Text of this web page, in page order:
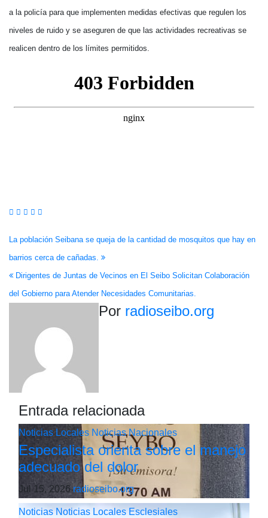
a la policía para que implementen medidas efectivas que regulen los
niveles de ruido y se aseguren de que las actividades recreativas se
realicen dentro de los límites permitidos.
Navegación
de
entradas
La población Seibana se queja de la cantidad de mosquitos que hay en
barrios cerca de cañadas.
Dirigentes de Juntas de Vecinos en El Seibo Solicitan Colaboración
del Gobierno para Atender Necesidades Comunitarias.
Por radioseibo.org
Entrada relacionada
Noticias Locales Noticias Nacionales
Especialista orienta sobre el manejo
adecuado del dolor
Jul 15, 2026radioseibo.org
NoticiasNoticias Locales Esclesiales